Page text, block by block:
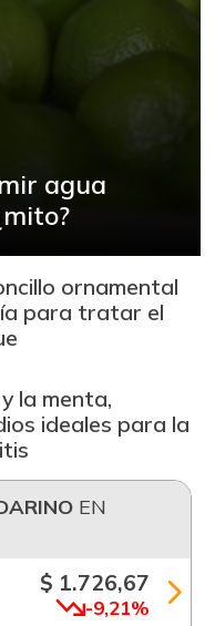
agua
ornamental
para tratar el
la menta,
ideales para la
EN
$ 1.726,67
-9,21%